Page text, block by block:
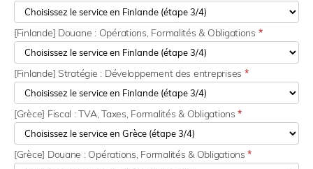
[Finlande] Douane : Opérations, Formalités & Obligations *
[Finlande] Stratégie : Développement des entreprises *
[Grèce] Fiscal : TVA, Taxes, Formalités & Obligations*
[Grèce] Douane : Opérations, Formalités & Obligations*